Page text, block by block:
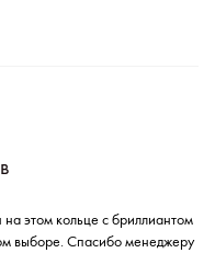
этом кольце с бриллиантом
выборе. Спасибо менеджеру